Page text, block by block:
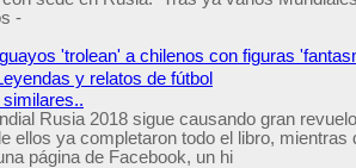
-
'trolean' a chilenos con figuras
y relatos de fútbol
similares..
Rusia 2018 sigue causando gran
ellos ya completaron todo el libro, mientras
página de Facebook, un hi